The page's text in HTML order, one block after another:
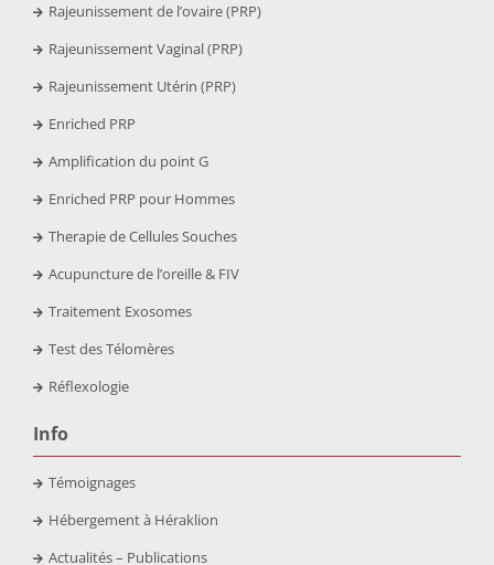
Rajeunissement de l’ovaire (PRP)
Rajeunissement Vaginal (PRP)
Rajeunissement Utérin (PRP)
Enriched PRP
Amplification du point G
Enriched PRP pour Hommes
Therapie de Cellules Souches
Acupuncture de l’oreille & FIV
Traitement Exosomes
Test des Télomères
Réflexologie
Info
Témoignages
Hébergement à Héraklion
Actualités – Publications